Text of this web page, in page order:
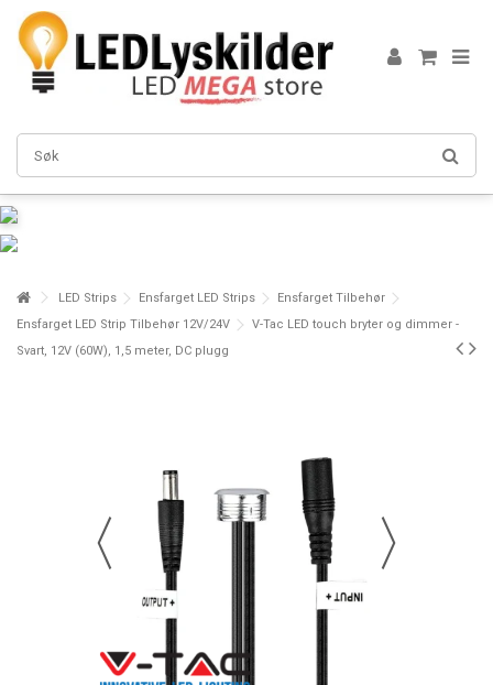
LED Strips Ensfarget LED Strips
Ensfarget Tilbehør
Ensfarget LED Strip Tilbehør 12V/24V
V-Tac LED touch bryter og dimmer -
Svart, 12V (60W), 1,5 meter, DC plugg